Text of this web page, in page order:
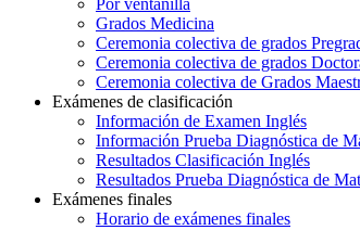
Por ventanilla
Grados Medicina
Ceremonia colectiva de grados
Ceremonia colectiva de grados
Ceremonia colectiva de Grados
Exámenes de clasificación
Información de Examen Inglés
Información Prueba Diagnóstica de
Resultados Clasificación Inglés
Resultados Prueba Diagnóstica de
Exámenes finales
Horario de exámenes finales